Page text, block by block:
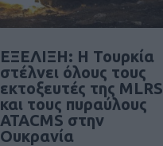
ΕΞΕΛΙΞΗ: H Τουρκία
στέλνει όλους τους
εκτοξευτές της MLRS
και τους πυραύλους
ATACMS στην
Ουκρανία